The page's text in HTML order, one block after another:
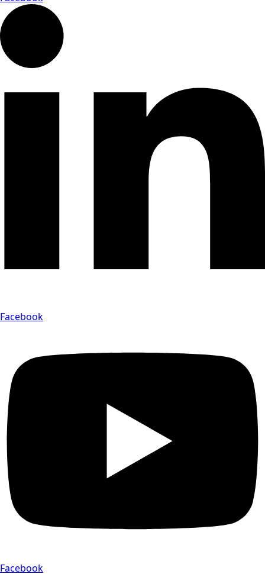
Facebook
Facebook